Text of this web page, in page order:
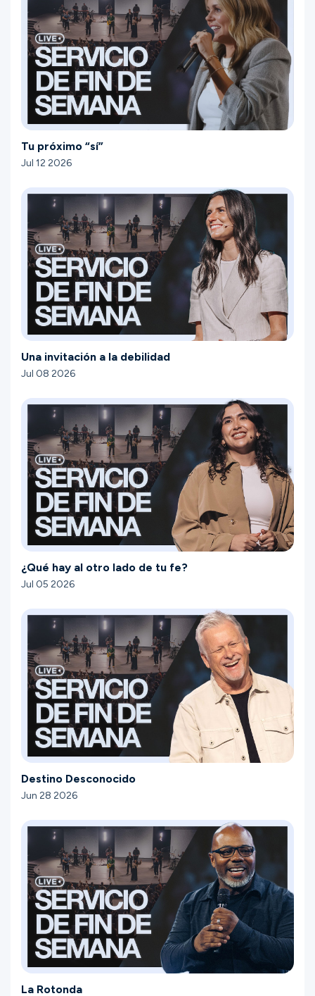
Tu próximo “sí”
Jul 12 2026
Una invitación a la debilidad
Jul 08 2026
¿Qué hay al otro lado de tu fe?
Jul 05 2026
Destino Desconocido
Jun 28 2026
La Rotonda